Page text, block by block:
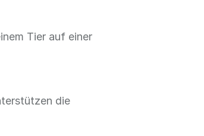
Tier auf einer
die